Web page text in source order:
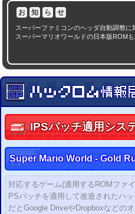
お 知 ら せ
スーパーファミコンのヘッダ自動調整に
スーパーマリオワールドの日本版ROMも
SMC(SFC/SNES)ヘッダの付加・削除
スーパーマリオワールドのROMは、ハ
スーパーマリオワールド USA版 ハッシ
IPSパッチ適用シス
Super Mario World - Gold
対応するゲーム(適用するROMファ
PSパッチを適用して改造されたハックロム
だとGoogle DriveやDropboxなどの